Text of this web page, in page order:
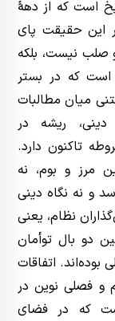
است که از دهۀ
این حقیقت پای
صلب نیست، بلکه
است که در بستر
میان مطالبات
دینی، ریشه در
تاکنون دارد.
مرز و بوم، نه
و نه نگاه دینی
نظام، یعنی
دو بال توأمان
بوده‌اند. اتفاقات
و فصلی نوین در
که در فضای